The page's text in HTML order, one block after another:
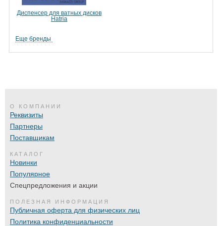
Диспенсер для ватных дисков
Hatria
Еще бренды
О КОМПАНИИ
Реквизиты
Партнеры
Поставщикам
КАТАЛОГ
Новинки
Популярное
Спецпредложения и акции
ПОЛЕЗНАЯ ИНФОРМАЦИЯ
Публичная оферта для физических лиц
Политика конфиденциальности